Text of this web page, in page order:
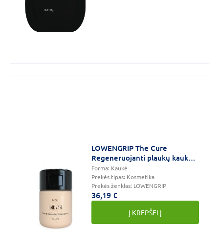
LOWENGRIP The Cure
Regeneruojanti plaukų kaukė
200 ml
Forma: Kaukė
Prekės tipas: Kosmetika
Prekės ženklas: LOWENGRIP
36,19 €
Į KREPŠELĮ